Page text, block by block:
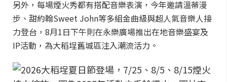
另外，每場煙火秀都有搭配音樂表演，今年邀請溫蒂漫
步、甜約翰Sweet John等多組金曲級與超人氣音樂人接
力登台，8月1日下午則在永樂廣場推出在地音樂盛宴及
IP活動，為大稻埕舊城區注入潮流活力。